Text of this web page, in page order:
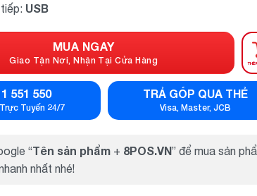
USB
MUA NGAY
Giao Tận Nơi, Nhận Tại Cửa Hàng
551 550
Tuyến 24/7
TRẢ GÓP QUA THẺ
Visa, Master, JCB
“Tên sản phẩm+ 8POS.VN” để mua sản
nhất nhé!